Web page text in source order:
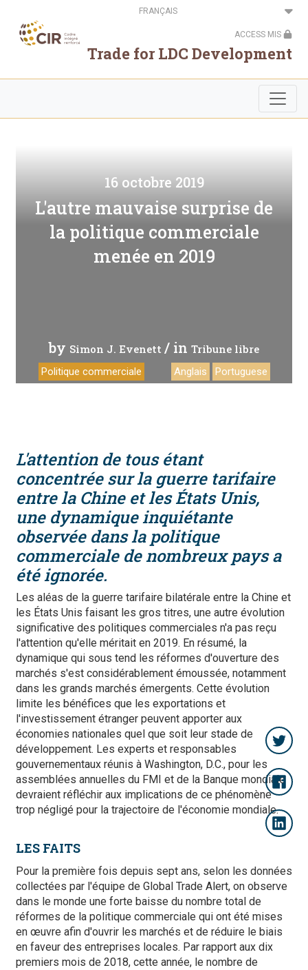
contenu
principal
Select
your
ACCESS MIS
Trade for LDC Development
16 octobre 2019
L'autre mauvaise surprise de
la politique commerciale
menée en 2019
by Simon J. Evenett / in Tribune libre
Politique commerciale Anglais Portuguese
L'attention de tous étant
concentrée sur la guerre tarifaire
entre la Chine et les États Unis,
une dynamique inquiétante
observée dans la politique
commerciale de nombreux pays a
été ignorée.
Les aléas de la guerre tarifaire bilatérale entre la Chine et
les États Unis faisant les gros titres, une autre évolution
significative des politiques commerciales n'a pas reçu
l'attention qu'elle méritait en 2019. En résumé, la
dynamique qui sous tend les réformes d'ouverture des
marchés s'est considérablement émoussée, notamment
dans les grands marchés émergents. Cette évolution
limite les bénéfices que les exportations et
l'investissement étranger peuvent apporter aux
économies nationales quel que soit leur stade de
développement. Les experts et responsables
gouvernementaux réunis à Washington, D.C., pour les
assemblées annuelles du FMI et de la Banque mondiale
devraient réfléchir aux implications de ce phénomène
trop négligé pour la trajectoire de l'économie mondiale.
LES FAITS
Pour la première fois depuis sept ans, selon les données
collectées par l'équipe de Global Trade Alert, on observe
dans le monde une forte baisse du nombre total de
réformes de la politique commerciale qui ont été mises
en œuvre afin d'ouvrir les marchés et de réduire le biais
en faveur des entreprises locales. Par rapport aux dix
premiers mois de 2018, cette année, le nombre de